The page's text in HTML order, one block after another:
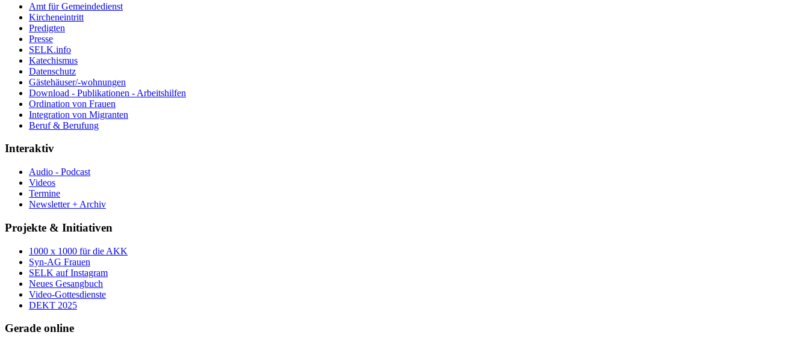
Amt für Gemeindedienst
Kircheneintritt
Predigten
Presse
SELK.info
Katechismus
Datenschutz
Gästehäuser/-wohnungen
Download - Publikationen - Arbeitshilfen
Ordination von Frauen
Integration von Migranten
Beruf & Berufung
Interaktiv
Audio - Podcast
Videos
Termine
Newsletter + Archiv
Projekte & Initiativen
1000 x 1000 für die AKK
Syn-AG Frauen
SELK auf Instagram
Neues Gesangbuch
Video-Gottesdienste
DEKT 2025
Gerade online